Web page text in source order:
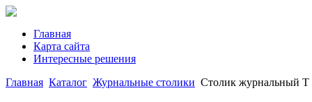
Главная
Карта сайта
Интересные решения
Главная Каталог Журнальные столики Столик журнальный Т